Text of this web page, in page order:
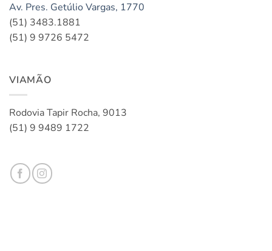
Av. Pres. Getúlio Vargas, 1770
(51) 3483.1881
(51) 9 9726 5472
VIAMÃO
Rodovia Tapir Rocha, 9013
(51) 9 9489 1722